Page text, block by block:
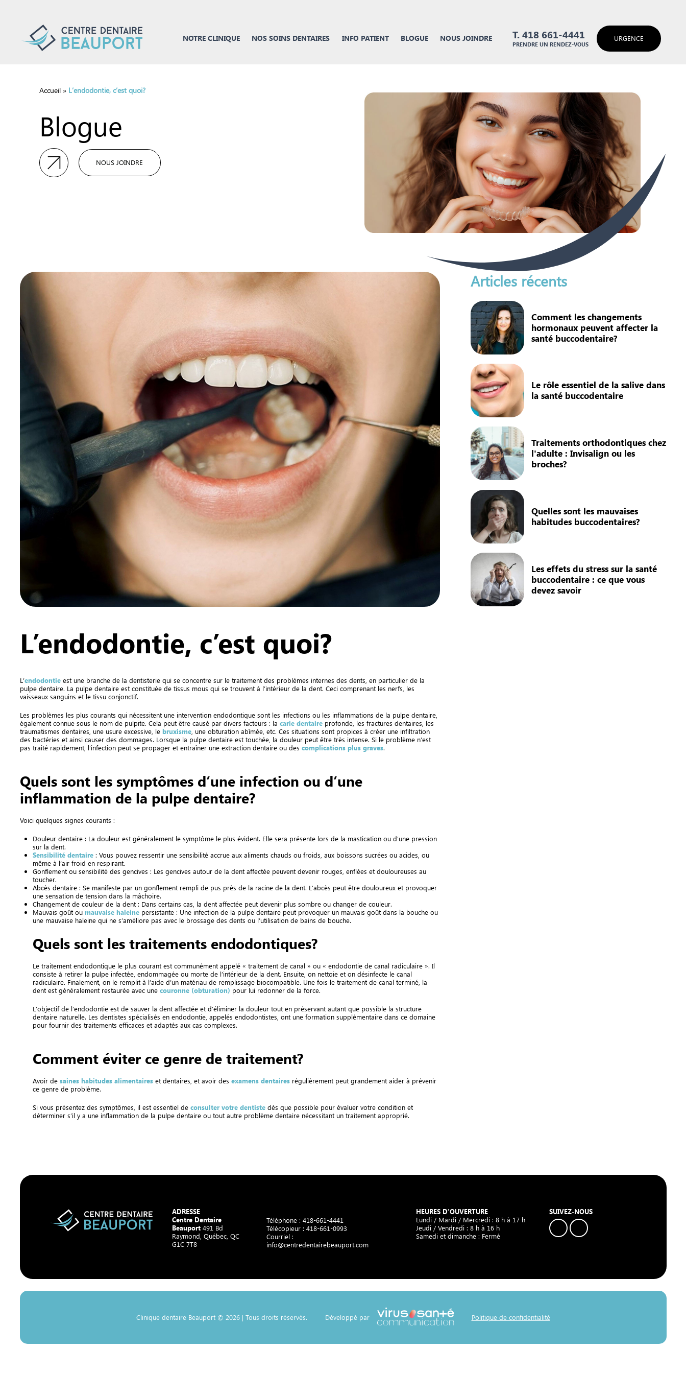
NOTRE CLINIQUE NOS SOINS DENTAIRES INFO PATIENT BLOGUE NOUS JOINDRE T. 418 661-4441
PRENDRE UN RENDEZ-VOUS
URGENCE
Accueil » L’endodontie, c’est quoi?
Blogue
NOUS JOINDRE
L’endodontie, c’est quoi?
L’endodontieest une branche de la dentisterie qui se concentre sur le traitement des problèmes internes des dents, en particulier de la
pulpe dentaire. La pulpe dentaire est constituée de tissus mous qui se trouvent à l’intérieur de la dent. Ceci comprenant les nerfs, les
vaisseaux sanguins et le tissu conjonctif.
Les problèmes les plus courants qui nécessitent une intervention endodontique sont les infections ou les inflammations de la pulpe dentaire,
également connue sous le nom de pulpite. Cela peut être causé par divers facteurs : la carie dentaireprofonde, les fractures dentaires, les
traumatismes dentaires, une usure excessive, le bruxisme, une obturation abîmée, etc. Ces situations sont propices à créer une infiltration
des bactéries et ainsi causer des dommages. Lorsque la pulpe dentaire est touchée, la douleur peut être très intense. Si le problème n’est
pas traité rapidement, l’infection peut se propager et entraîner une extraction dentaire ou des complications plus graves.
Quels sont les symptômes d’une infection ou d’une
inflammation de la pulpe dentaire?
Voici quelques signes courants :
Douleur dentaire : La douleur est généralement le symptôme le plus évident. Elle sera présente lors de la mastication ou d’une pression
sur la dent.
Sensibilité dentaire: Vous pouvez ressentir une sensibilité accrue aux aliments chauds ou froids, aux boissons sucrées ou acides, ou
même à l’air froid en respirant.
Gonflement ou sensibilité des gencives : Les gencives autour de la dent affectée peuvent devenir rouges, enflées et douloureuses au
toucher.
Abcès dentaire : Se manifeste par un gonflement rempli de pus près de la racine de la dent. L’abcès peut être douloureux et provoquer
une sensation de tension dans la mâchoire.
Changement de couleur de la dent : Dans certains cas, la dent affectée peut devenir plus sombre ou changer de couleur.
Mauvais goût ou mauvaise haleinepersistante : Une infection de la pulpe dentaire peut provoquer un mauvais goût dans la bouche ou
une mauvaise haleine qui ne s’améliore pas avec le brossage des dents ou l’utilisation de bains de bouche.
Quels sont les traitements endodontiques?
Le traitement endodontique le plus courant est communément appelé « traitement de canal » ou « endodontie de canal radiculaire ». Il
consiste à retirer la pulpe infectée, endommagée ou morte de l’intérieur de la dent. Ensuite, on nettoie et on désinfecte le canal
radiculaire. Finalement, on le remplit à l’aide d’un matériau de remplissage biocompatible. Une fois le traitement de canal terminé, la
dent est généralement restaurée avec une couronne (obturation) pour lui redonner de la force.
L’objectif de l’endodontie est de sauver la dent affectée et d’éliminer la douleur tout en préservant autant que possible la structure
dentaire naturelle. Les dentistes spécialisés en endodontie, appelés endodontistes, ont une formation supplémentaire dans ce domaine
pour fournir des traitements efficaces et adaptés aux cas complexes.
Comment éviter ce genre de traitement?
Avoir de saines habitudes alimentaireset dentaires, et avoir des examens dentairesrégulièrement peut grandement aider à prévenir
ce genre de problème.
Si vous présentez des symptômes, il est essentiel de consulter votre dentistedès que possible pour évaluer votre condition et
déterminer s’il y a une inflammation de la pulpe dentaire ou tout autre problème dentaire nécessitant un traitement approprié.
Articles récents
Comment les changements
hormonaux peuvent affecter la
santé buccodentaire?
Le rôle essentiel de la salive dans
la santé buccodentaire
Traitements orthodontiques chez
l'adulte : Invisalign ou les
broches?
Quelles sont les mauvaises
habitudes buccodentaires?
Les effets du stress sur la santé
buccodentaire : ce que vous
devez savoir
ADRESSE
Centre Dentaire
Beauport 491 Bd
Raymond, Québec, QC
G1C 7T8
Téléphone : 418-661-4441
Télécopieur : 418-661-0993
Courriel :
info@centredentairebeauport.com
HEURES D’OUVERTURE
Lundi / Mardi / Mercredi : 8 h à 17 h
Jeudi / Vendredi : 8 h à 16 h
Samedi et dimanche : Fermé
SUIVEZ-NOUS
Clinique dentaire Beauport © 2026 | Tous droits réservés. Développé par Politique de confidentialité